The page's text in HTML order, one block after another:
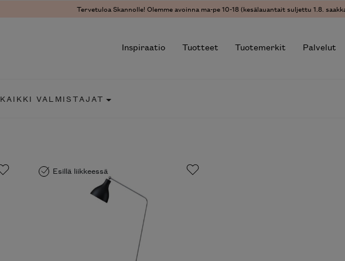
Tervetuloa Skannolle! Olemme avoinna ma-pe 10-18 (kesälauantait suljettu 1.8.
Inspiraatio Tuotteet Tuotemerkit Palvelut
KAIKKI VALMISTAJAT
Esillä liikkeessä